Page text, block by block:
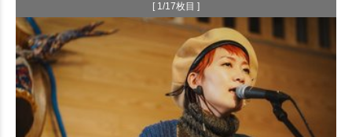
[ 1/17枚目 ]